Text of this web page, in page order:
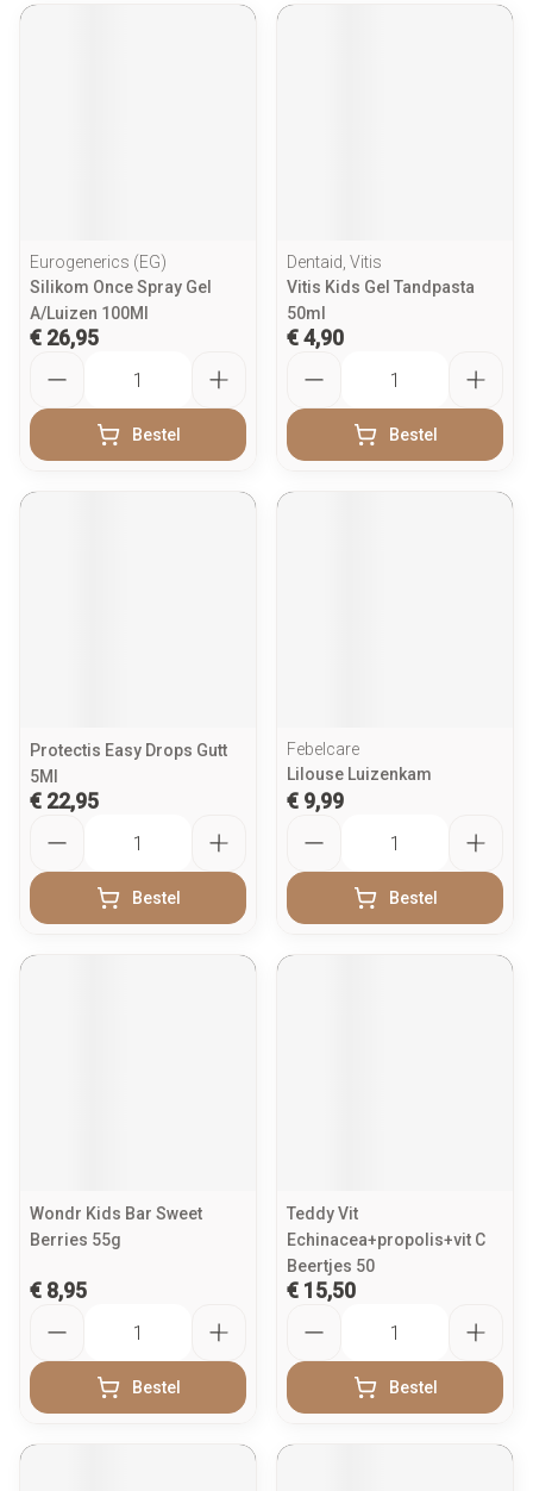
Eurogenerics (EG)
Silikom Once Spray Gel
A/Luizen 100Ml
€ 26,95
Bestel
Dentaid, Vitis
Vitis Kids Gel Tandpasta
50ml
€ 4,90
Bestel
Protectis Easy Drops Gutt
5Ml
€ 22,95
Bestel
Febelcare
Lilouse Luizenkam
€ 9,99
Bestel
Wondr Kids Bar Sweet
Berries 55g
€ 8,95
Bestel
Teddy Vit
Echinacea+propolis+vit C
Beertjes 50
€ 15,50
Bestel